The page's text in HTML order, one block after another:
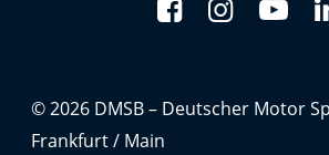
© 2026 DMSB – Deutscher Motor
Frankfurt / Main
Cookies, die ggf. zur Einbettung
von Videos auf unserer Website